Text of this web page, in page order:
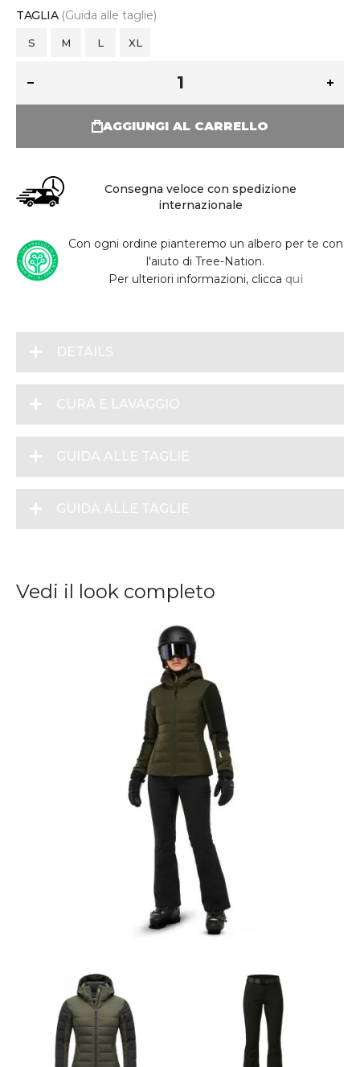
TAGLIA (Guida alle taglie)
S M L XL
AGGIUNGI AL CARRELLO
Consegna veloce con spedizione
internazionale
Con ogni ordine pianteremo un albero per te con
l'aiuto di Tree-Nation.
Per ulteriori informazioni, clicca qui
DETAILS
CURA E LAVAGGIO
GUIDA ALLE TAGLIE
GUIDA ALLE TAGLIE
Vedi il look completo